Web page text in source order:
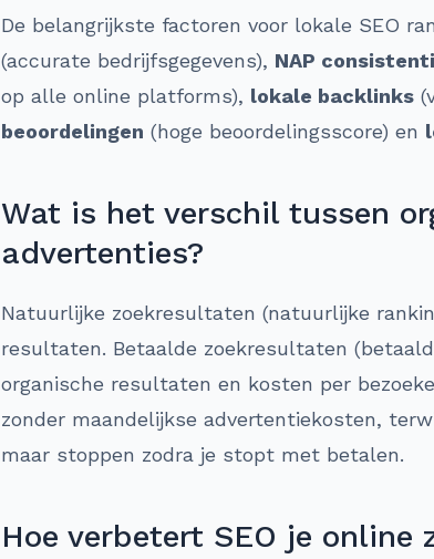
De belangrijkste factoren voor lokale SEO
(accurate bedrijfsgegevens), NAP
op alle online platforms), lokale backlinks
beoordelingen (hoge beoordelingsscore) en
Wat is het verschil tussen
advertenties?
Natuurlijke zoekresultaten (natuurlijke
resultaten. Betaalde zoekresultaten
organische resultaten en kosten per
zonder maandelijkse advertentiekosten,
maar stoppen zodra je stopt met betalen.
Hoe verbetert SEO je online